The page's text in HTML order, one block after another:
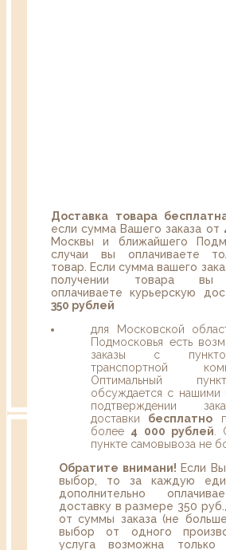
Доставка товара
если сумма Вашего заказа от
Москвы и ближайшего
случаи вы оплачиваете
товар. Если сумма вашего
получении товара вы
оплачиваете курьерскую
350 рублей
для Московской
Подмосковья есть
заказы с
транспортной
Оптимальный
обсуждается с
подтверждении
доставки бесплатно
более 4 000 рублей .
пункте самовывоза не
Обратите внимани! Если
выбор, то за каждую
дополнительно
доставку в размере 350
от суммы заказа (не
выбор от одного
услуга возможна только